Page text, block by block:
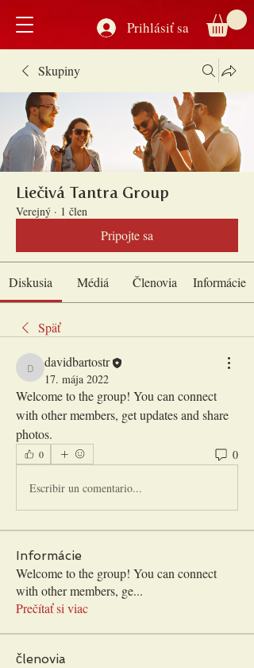
Prihlásiť sa
Skupiny
Liečivá Tantra Group
Verejný · 1 člen
Pripojte sa
Diskusia Médiá Členovia Informácie
Späť
davidbartostr
davidbartostr
17. mája 2022
Welcome to the group! You can connect
with other members, get updates and share
photos.
0 0
Escribir un comentario...
Informácie
Welcome to the group! You can connect
with other members, ge...
Prečítať si viac
členovia